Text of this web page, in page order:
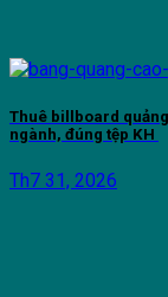
Thuê billboard
ngành, đúng tệp KH
Th7 31, 2026